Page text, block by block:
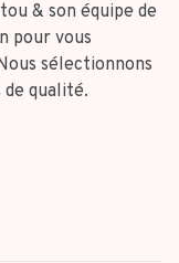
& son équipe de
pour vous
sélectionnons
de qualité.